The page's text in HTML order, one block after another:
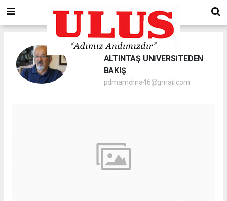
PROF. DR. MUSTAFA
ALTINTAŞ ÜNİVERSİTEDEN
BAKIŞ
pdmamdma46@gmail.com